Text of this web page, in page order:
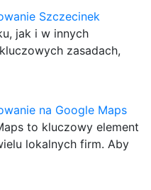
Szczecinek
jak i w innych
zasadach,
na Google Maps
to kluczowy element
lokalnych firm. Aby